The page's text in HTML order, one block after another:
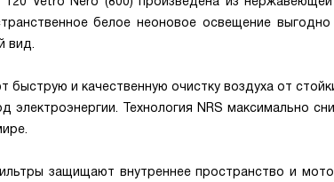
белое неоновое освещение
вид.
и качественную очистку воздуха от
электроэнергии. Технология NRS максимально
защищают внутреннее пространство и